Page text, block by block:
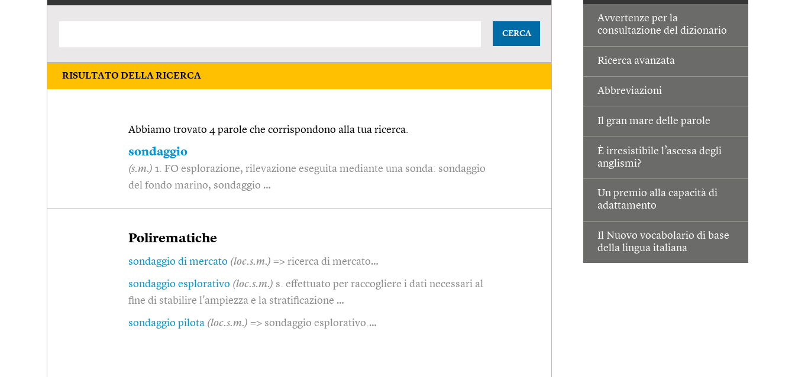
Avvertenze per la
consultazione del dizionario
Ricerca avanzata
Abbreviazioni
Il gran mare delle parole
È irresistibile l’ascesa degli
anglismi?
Un premio alla capacità di
adattamento
Il Nuovo vocabolario di base
della lingua italiana
CERCA
RISULTATO DELLA RICERCA
Abbiamo trovato 4 parole che corrispondono alla tua ricerca.
sondaggio
(s.m.) 1. FO esplorazione, rilevazione eseguita mediante una sonda: sondaggio
del fondo marino, sondaggio …
Polirematiche
sondaggio di mercato (loc.s.m.) => ricerca di mercato…
sondaggio esplorativo (loc.s.m.) s. effettuato per raccogliere i dati necessari al
fine di stabilire l'ampiezza e la stratificazione …
sondaggio pilota (loc.s.m.) => sondaggio esplorativo.…